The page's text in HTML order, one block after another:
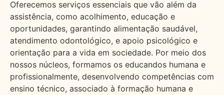
Oferecemos serviços essenciais que vão além da
assistência, como acolhimento, educação e
oportunidades, garantindo alimentação saudável,
atendimento odontológico, e apoio psicológico e
orientação para a vida em sociedade. Por meio dos
nossos núcleos, formamos os educandos humana e
profissionalmente, desenvolvendo competências com
ensino técnico, associado à formação humana e